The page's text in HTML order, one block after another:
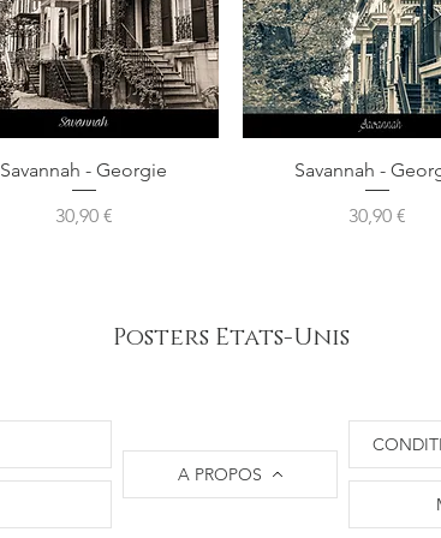
Aperçu rapide
Savannah - Georgie
Prix
30,90 €
Aperçu rapide
Savannah -
Prix
30,90 €
Posters Etats-Unis
A PROPOS